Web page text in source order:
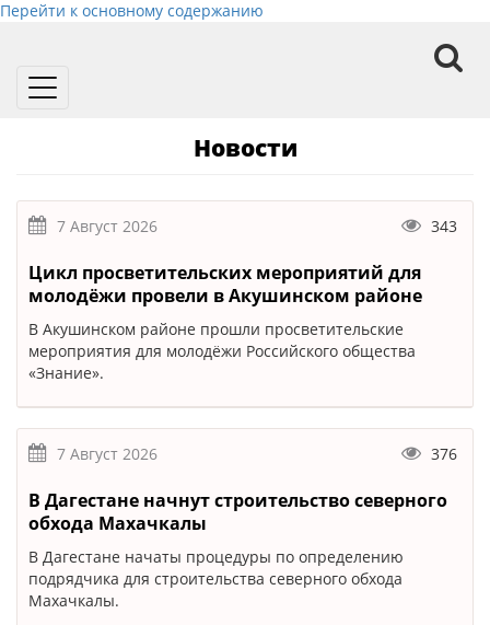
Перейти к основному содержанию
Toggle
Новости
7 Август 2026 343
Цикл просветительских мероприятий для
молодёжи провели в Акушинском районе
В Акушинском районе прошли просветительские
мероприятия для молодёжи Российского общества
«Знание».
7 Август 2026 376
В Дагестане начнут строительство северного
обхода Махачкалы
В Дагестане начаты процедуры по определению
подрядчика для строительства северного обхода
Махачкалы.